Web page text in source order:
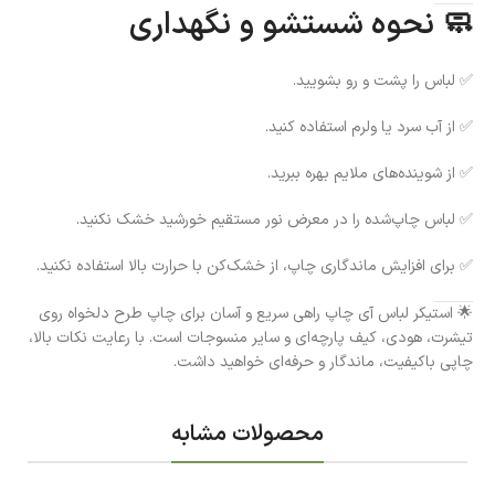
🧼 نحوه شستشو و نگهداری
✅ لباس را پشت و رو بشویید.
✅ از آب سرد یا ولرم استفاده کنید.
✅ از شوینده‌های ملایم بهره ببرید.
✅ لباس چاپ‌شده را در معرض نور مستقیم خورشید خشک نکنید.
✅ برای افزایش ماندگاری چاپ، از خشک‌کن با حرارت بالا استفاده نکنید.
🌟 استیکر لباس آی چاپ راهی سریع و آسان برای چاپ طرح دلخواه روی
تیشرت، هودی، کیف پارچه‌ای و سایر منسوجات است. با رعایت نکات بالا،
چاپی باکیفیت، ماندگار و حرفه‌ای خواهید داشت.
محصولات مشابه